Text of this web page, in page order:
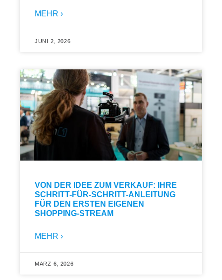
MEHR ›
JUNI 2, 2026
VON DER IDEE ZUM VERKAUF: IHRE
SCHRITT-FÜR-SCHRITT-ANLEITUNG
FÜR DEN ERSTEN EIGENEN
SHOPPING-STREAM
MEHR ›
MÄRZ 6, 2026